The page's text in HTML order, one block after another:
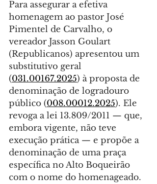
Para assegurar a efetiva
homenagem ao pastor José
Pimentel de Carvalho, o
vereador Jasson Goulart
(Republicanos) apresentou um
substitutivo geral
(031.00167.2025) à proposta de
denominação de logradouro
público (008.00012.2025). Ele
revoga a lei 13.809/2011 — que,
embora vigente, não teve
execução prática — e propõe a
denominação de uma praça
específica no Alto Boqueirão
com o nome do homenageado.